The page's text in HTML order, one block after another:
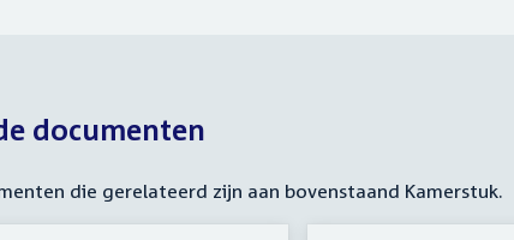
documenten
die gerelateerd zijn aan bovenstaand Kamerstuk.